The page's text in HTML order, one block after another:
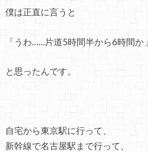
僕は正直に言うと
「うわ……片道5時間半から6時間か」
と思ったんです。
自宅から東京駅に行って、
新幹線で名古屋駅まで行って、